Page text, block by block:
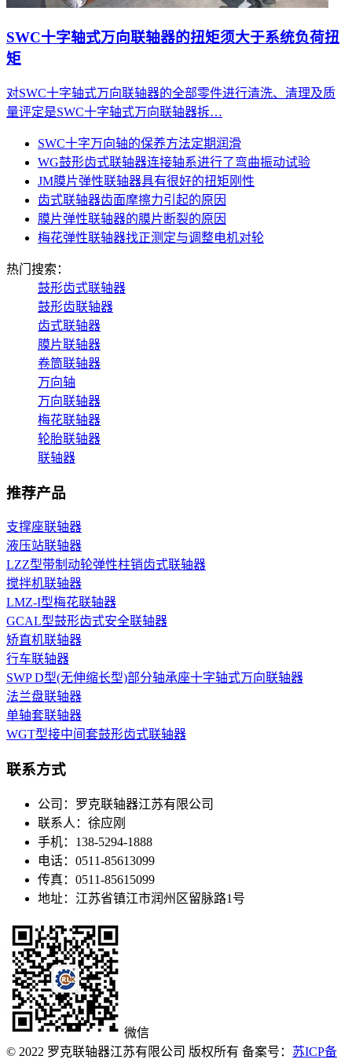
SWC十字轴式万向联轴器的扭矩须大于系统负荷扭
矩
对SWC十字轴式万向联轴器的全部零件进行清洗、清理及质
量评定是SWC十字轴式万向联轴器拆…
SWC十字万向轴的保养方法定期润滑
WG鼓形齿式联轴器连接轴系进行了弯曲振动试验
JM膜片弹性联轴器具有很好的扭矩刚性
齿式联轴器齿面摩擦力引起的原因
膜片弹性联轴器的膜片断裂的原因
梅花弹性联轴器找正测定与调整电机对轮
热门搜索：
鼓形齿式联轴器
鼓形齿联轴器
齿式联轴器
膜片联轴器
卷筒联轴器
万向轴
万向联轴器
梅花联轴器
轮胎联轴器
联轴器
推荐产品
支撑座联轴器
液压站联轴器
LZZ型带制动轮弹性柱销齿式联轴器
搅拌机联轴器
LMZ-I型梅花联轴器
GCAL型鼓形齿式安全联轴器
矫直机联轴器
行车联轴器
SWP D型(无伸缩长型)部分轴承座十字轴式万向联轴器
法兰盘联轴器
单轴套联轴器
WGT型接中间套鼓形齿式联轴器
联系方式
公司： 罗克联轴器江苏有限公司
联系人： 徐应刚
手机： 138-5294-1888
电话： 0511-85613099
传真： 0511-85615099
地址： 江苏省镇江市润州区留脉路1号
微信
© 2022 罗克联轴器江苏有限公司 版权所有 备案号： 苏ICP备